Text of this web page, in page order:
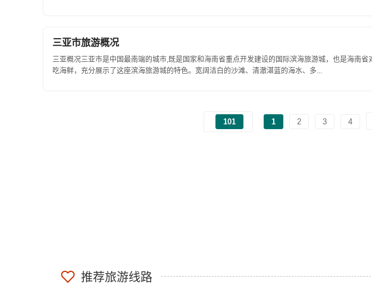
三亚市旅游概况
三亚概况三亚市是中国最南端的城市,既是国家和海南省重点开发建设的国际滨海旅游城，也是海南省
吃海鲜，充分展示了这座滨海旅游城的特色。宽阔洁白的沙滩、清澈湛蓝的海水、多...
101 1 2 3 4
推荐旅游线路